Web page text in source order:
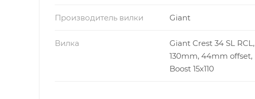
Производитель вилки Giant
Вилка
Giant Crest 34 SL RCL,
130mm, 44mm offset,
Boost 15x110